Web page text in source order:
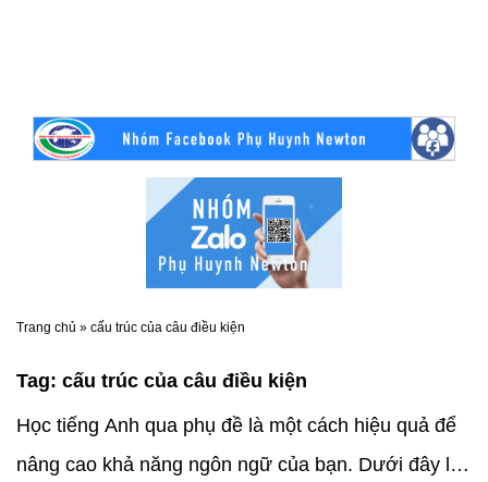
Trang chủ » cấu trúc của câu điều kiện
Tag: cấu trúc của câu điều kiện
Học tiếng Anh qua phụ đề là một cách hiệu quả để
nâng cao khả năng ngôn ngữ của bạn. Dưới đây là